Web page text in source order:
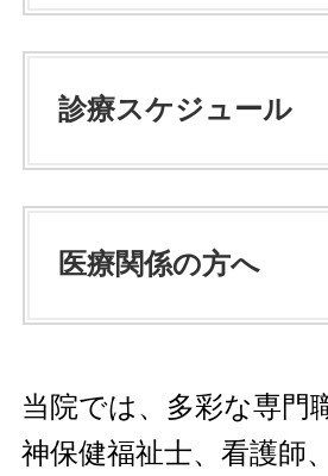
診療スケジュール
医療関係の方へ
当院では、多彩な専門
神保健福祉士、看護師